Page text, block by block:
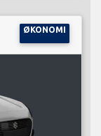
ØKONOMI